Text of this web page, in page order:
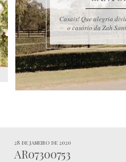
Casais! Que alegria
o casório da Zah
28 de janeiro de 2020
AR07300753